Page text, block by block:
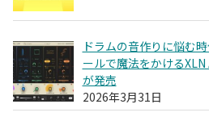
ドラムの音作りに悩む
ールで魔法をかける
が発売
2026年3月31日